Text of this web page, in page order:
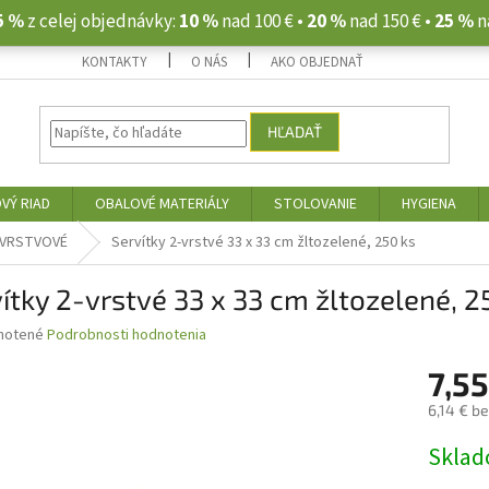
%z celej objednávky: 10 %nad 100 € • 20 %nad 150 € • 25 %
KONTAKTY O NÁS AKO OBJEDNAŤ
HĽADAŤ
RIAD OBALOVÉ MATERIÁLY STOLOVANIE HYGIENA
Servítky 2-vrstvé 33 x 33 cm žltozelené, 250 ks
2-vrstvé 33 x 33 cm žltozelené,
Podrobnosti hodnotenia
6,14 €
cena: